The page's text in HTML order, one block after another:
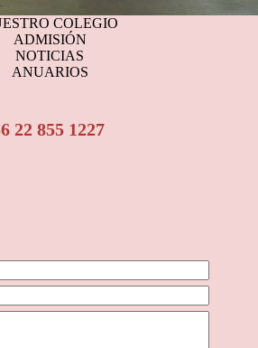
COLEGIO
ADMISIÓN
NOTICIAS
ANUARIOS
22 855 1227